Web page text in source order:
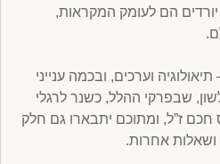
יורדים הם לעומק המקראות,
וערכים, ובכמה ענייני
שבפרקי ההלל, כשנר לרגלי
חכם ז”ל, ומתוכם יתבארו גם חלק
אחרות.